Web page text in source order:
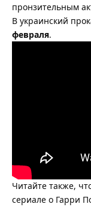
пронзительным
В украинский
февраля.
Читайте также,
сериале о Гарри